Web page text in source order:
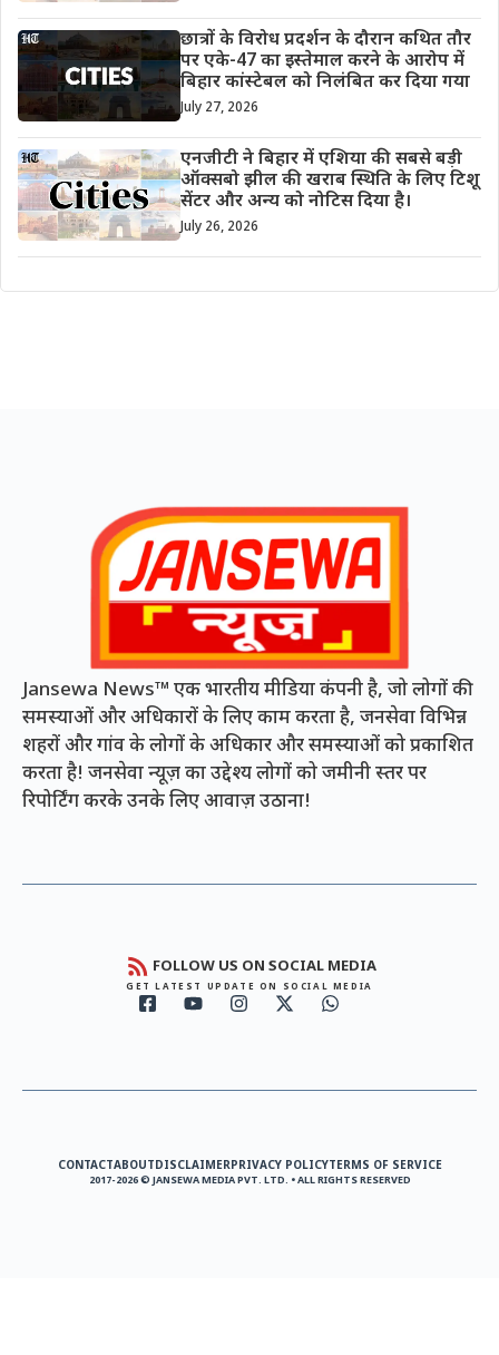
छात्रों के विरोध प्रदर्शन के दौरान कथित तौर
पर एके-47 का इस्तेमाल करने के आरोप में
बिहार कांस्टेबल को निलंबित कर दिया गया
July 27, 2026
एनजीटी ने बिहार में एशिया की सबसे बड़ी
ऑक्सबो झील की खराब स्थिति के लिए टिशू
सेंटर और अन्य को नोटिस दिया है।
July 26, 2026
Jansewa News™ एक भारतीय मीडिया कंपनी है, जो लोगों की
समस्याओं और अधिकारों के लिए काम करता है, जनसेवा विभिन्न
शहरों और गांव के लोगों के अधिकार और समस्याओं को प्रकाशित
करता है! जनसेवा न्यूज़ का उद्देश्य लोगों को जमीनी स्तर पर
रिपोर्टिंग करके उनके लिए आवाज़ उठाना!
FOLLOW US ON SOCIAL MEDIA
GET LATEST UPDATE ON SOCIAL MEDIA
CONTACTABOUTDISCLAIMERPRIVACY POLICYTERMS OF SERVICE
2017-2026 © JANSEWA MEDIA PVT. LTD. • ALL RIGHTS RESERVED